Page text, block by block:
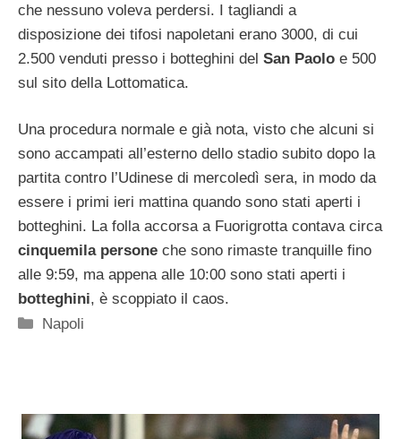
che nessuno voleva perdersi. I tagliandi a
disposizione dei tifosi napoletani erano 3000, di cui
2.500 venduti presso i botteghini del San Paolo e 500
sul sito della Lottomatica.
Una procedura normale e già nota, visto che alcuni si
sono accampati all’esterno dello stadio subito dopo la
partita contro l’Udinese di mercoledì sera, in modo da
essere i primi ieri mattina quando sono stati aperti i
botteghini. La folla accorsa a Fuorigrotta contava circa
cinquemila persone che sono rimaste tranquille fino
alle 9:59, ma appena alle 10:00 sono stati aperti i
botteghini, è scoppiato il caos.
Categorie
Napoli